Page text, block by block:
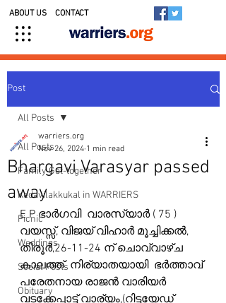
ABOUT US CONTACT
Post
All Posts
Family Get-together
Kedavilakkukal in WARRIERS
Picnic
Weddings
Social Posts
Obituary
All Posts
Bhargavi Varasyar passed
away
warriers.org
Nov 26, 2024 1 min read
E P ഭാർഗവി  വാരസ്യാർ ( 75 )
വയസ്സ്, വിജയ് വിഹാർ മൂച്ചിക്കൽ,
തിരൂർ,26-11-24 ന് ചൊവ്വാഴ്ച
കാലത്ത്  നിര്യാതയായി  ഭർത്താവ്
പരേതനായ രാജൻ വാരിയർ
വടക്കേപ്പാട്ട് വാര്യം,(റിട്ടയേഡ്